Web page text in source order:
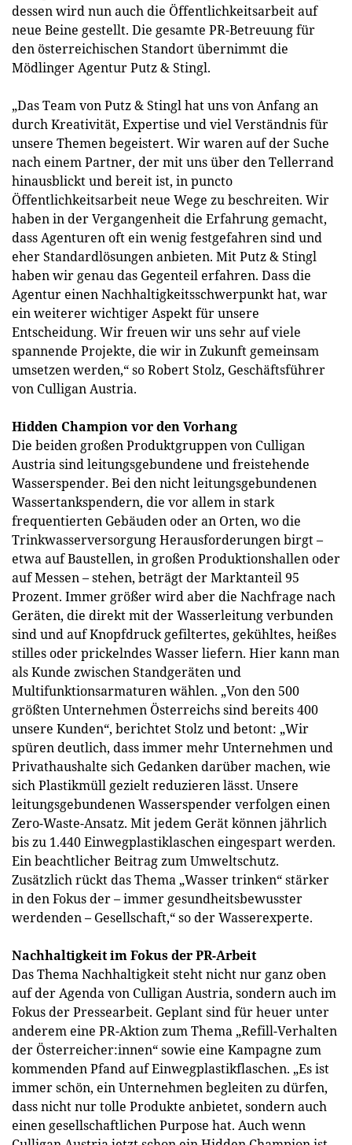
dessen wird nun auch die Öffentlichkeitsarbeit auf
neue Beine gestellt. Die gesamte PR-Betreuung für
den österreichischen Standort übernimmt die
Mödlinger Agentur Putz & Stingl.
„Das Team von Putz & Stingl hat uns von Anfang an
durch Kreativität, Expertise und viel Verständnis für
unsere Themen begeistert. Wir waren auf der Suche
nach einem Partner, der mit uns über den Tellerrand
hinausblickt und bereit ist, in puncto
Öffentlichkeitsarbeit neue Wege zu beschreiten. Wir
haben in der Vergangenheit die Erfahrung gemacht,
dass Agenturen oft ein wenig festgefahren sind und
eher Standardlösungen anbieten. Mit Putz & Stingl
haben wir genau das Gegenteil erfahren. Dass die
Agentur einen Nachhaltigkeitsschwerpunkt hat, war
ein weiterer wichtiger Aspekt für unsere
Entscheidung. Wir freuen wir uns sehr auf viele
spannende Projekte, die wir in Zukunft gemeinsam
umsetzen werden,“ so Robert Stolz, Geschäftsführer
von Culligan Austria.
Hidden Champion vor den Vorhang
Die beiden großen Produktgruppen von Culligan
Austria sind leitungsgebundene und freistehende
Wasserspender. Bei den nicht leitungsgebundenen
Wassertankspendern, die vor allem in stark
frequentierten Gebäuden oder an Orten, wo die
Trinkwasserversorgung Herausforderungen birgt –
etwa auf Baustellen, in großen Produktionshallen oder
auf Messen – stehen, beträgt der Marktanteil 95
Prozent. Immer größer wird aber die Nachfrage nach
Geräten, die direkt mit der Wasserleitung verbunden
sind und auf Knopfdruck gefiltertes, gekühltes, heißes
stilles oder prickelndes Wasser liefern. Hier kann man
als Kunde zwischen Standgeräten und
Multifunktionsarmaturen wählen. „Von den 500
größten Unternehmen Österreichs sind bereits 400
unsere Kunden“, berichtet Stolz und betont: „Wir
spüren deutlich, dass immer mehr Unternehmen und
Privathaushalte sich Gedanken darüber machen, wie
sich Plastikmüll gezielt reduzieren lässt. Unsere
leitungsgebundenen Wasserspender verfolgen einen
Zero-Waste-Ansatz. Mit jedem Gerät können jährlich
bis zu 1.440 Einwegplastiklaschen eingespart werden.
Ein beachtlicher Beitrag zum Umweltschutz.
Zusätzlich rückt das Thema „Wasser trinken“ stärker
in den Fokus der – immer gesundheitsbewusster
werdenden – Gesellschaft,“ so der Wasserexperte.
Nachhaltigkeit im Fokus der PR-Arbeit
Das Thema Nachhaltigkeit steht nicht nur ganz oben
auf der Agenda von Culligan Austria, sondern auch im
Fokus der Pressearbeit. Geplant sind für heuer unter
anderem eine PR-Aktion zum Thema „Refill-Verhalten
der Österreicher:innen“ sowie eine Kampagne zum
kommenden Pfand auf Einwegplastikflaschen. „Es ist
immer schön, ein Unternehmen begleiten zu dürfen,
dass nicht nur tolle Produkte anbietet, sondern auch
einen gesellschaftlichen Purpose hat. Auch wenn